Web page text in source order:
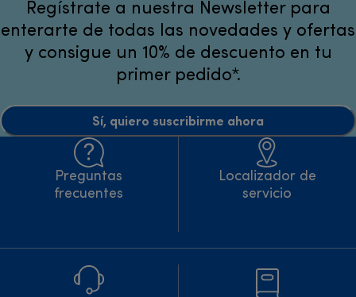
Regístrate a nuestra Newsletter para
enterarte de todas las novedades y ofertas
y consigue un 10% de descuento en tu
primer pedido*.
Sí, quiero suscribirme ahora
Preguntas
frecuentes
Localizador de
servicio